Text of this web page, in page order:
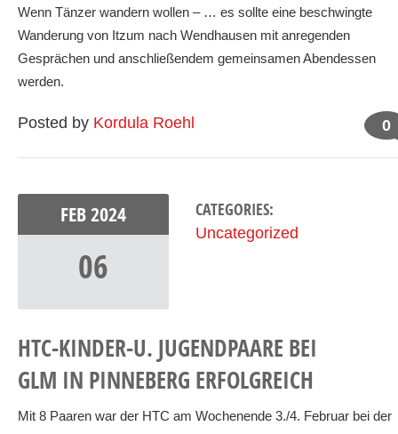
Wenn Tänzer wandern wollen – … es sollte eine beschwingte
Wanderung von Itzum nach Wendhausen mit anregenden
Gesprächen und anschließendem gemeinsamen Abendessen
werden.
Posted by Kordula Roehl 0
FEB2024
06
CATEGORIES:
Uncategorized
HTC-KINDER-U. JUGENDPAARE BEI
GLM IN PINNEBERG ERFOLGREICH
Mit 8 Paaren war der HTC am Wochenende 3./4. Februar bei der